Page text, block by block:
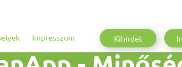
Impresszum Kihirdet